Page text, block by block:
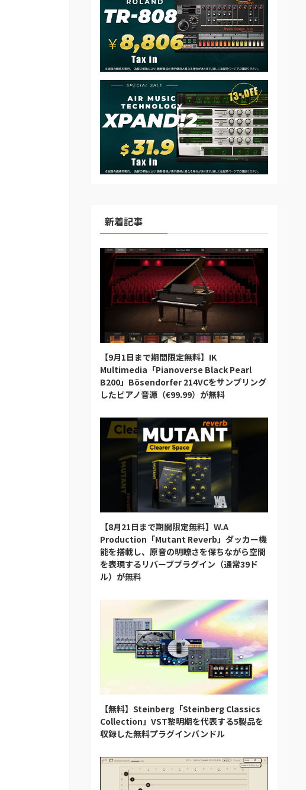
新着記事
【9月1日まで期間限定無料】IK
Multimedia「Pianoverse Black Pearl
B200」Bösendorfer 214VCをサンプリング
したピアノ音源（€99.99）が無料
【8月21日まで期間限定無料】W.A
Production「Mutant Reverb」ダッカー機
能を搭載し、原音の明瞭さを保ちながら空間
を表現するリバーブプラグイン（通常39ド
ル）が無料
【無料】Steinberg「Steinberg Classics
Collection」VST黎明期を代表する5製品を
収録した無料プラグインバンドル